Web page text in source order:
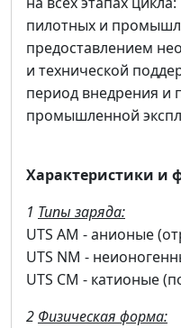
пилотных и
предоставлением
и технической
период внедрения и
промышленной
Характеристики и
1 Типы заряда:
UTS AM - анионые
UTS NM -
UTS CM - катионые
2 Физическая форма: